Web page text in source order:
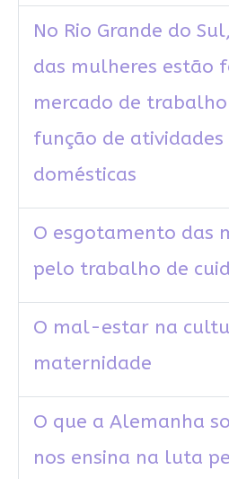
No Rio Grande do
das mulheres estão
mercado de
função de atividades
domésticas
O esgotamento das
pelo trabalho de
O mal-estar na
maternidade
O que a Alemanha
nos ensina na luta